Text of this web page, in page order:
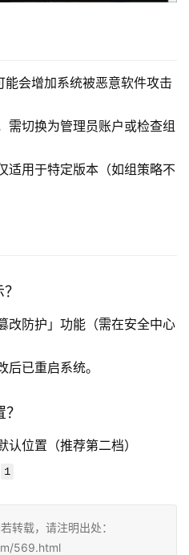
能会增加系统被恶意软件攻击
需切换为管理员账户或检查组
适用于特定版本（如组策略不
改防护」功能（需在安全中心
已重启系统。
位置（推荐第二档）
1
转载，请注明出处：
569.html